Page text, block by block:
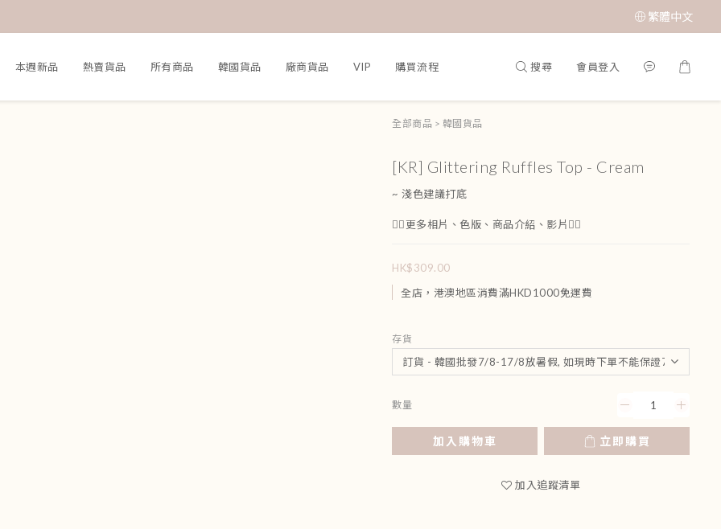
繁體中文
本週新品 熱賣貨品 所有商品 韓國貨品 廠商貨品 VIP 購買流程 搜尋 會員登入
全部商品 > 韓國貨品
[KR] Glittering Ruffles Top - Cream
~ 淺色建議打底
👇🏻更多相片、色版、商品介紹、影片👇🏻
HK$309.00
全店，港澳地區消費滿HKD1000免運費
存貨
數量
加入購物車 立即購買
加入追蹤清單